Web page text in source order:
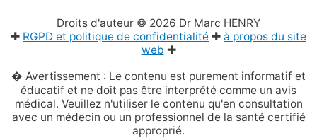
Droits d'auteur © 2026 Dr Marc HENRY
✚ RGPD et politique de confidentialité ✚ à propos du site
web ✚
� Avertissement : Le contenu est purement informatif et
éducatif et ne doit pas être interprété comme un avis
médical. Veuillez n'utiliser le contenu qu'en consultation
avec un médecin ou un professionnel de la santé certifié
approprié.